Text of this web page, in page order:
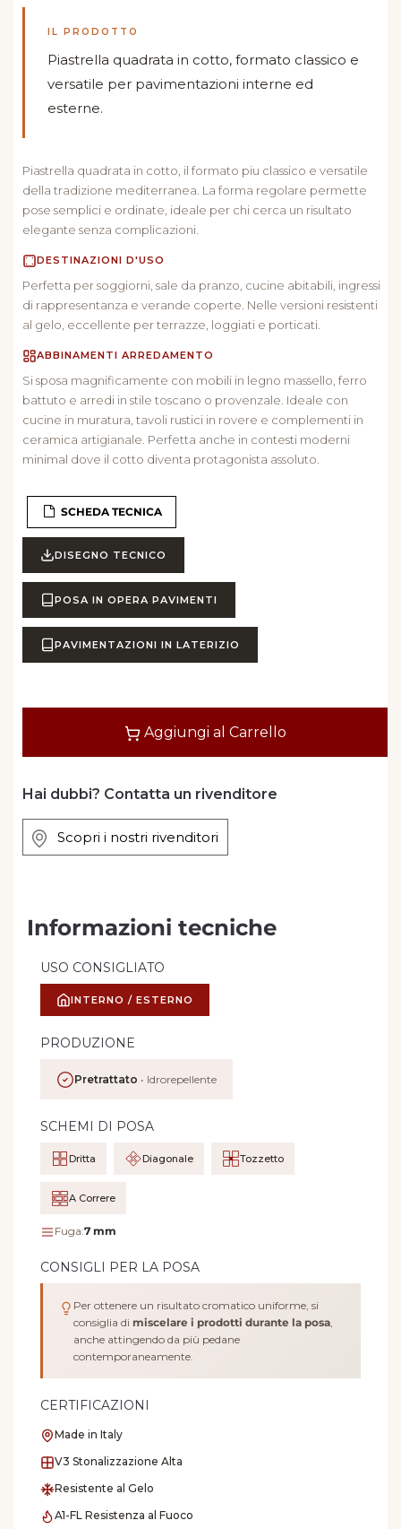
IL PRODOTTO
Piastrella quadrata in cotto, formato classico e
versatile per pavimentazioni interne ed
esterne.
Piastrella quadrata in cotto, il formato piu classico e versatile
della tradizione mediterranea. La forma regolare permette
pose semplici e ordinate, ideale per chi cerca un risultato
elegante senza complicazioni.
DESTINAZIONI D'USO
Perfetta per soggiorni, sale da pranzo, cucine abitabili, ingressi
di rappresentanza e verande coperte. Nelle versioni resistenti
al gelo, eccellente per terrazze, loggiati e porticati.
ABBINAMENTI ARREDAMENTO
Si sposa magnificamente con mobili in legno massello, ferro
battuto e arredi in stile toscano o provenzale. Ideale con
cucine in muratura, tavoli rustici in rovere e complementi in
ceramica artigianale. Perfetta anche in contesti moderni
minimal dove il cotto diventa protagonista assoluto.
SCHEDA TECNICA
DISEGNO TECNICO
POSA IN OPERA PAVIMENTI
PAVIMENTAZIONI IN LATERIZIO
Aggiungi al Carrello
Hai dubbi? Contatta un rivenditore
Scopri i nostri rivenditori
Informazioni tecniche
USO CONSIGLIATO
INTERNO / ESTERNO
PRODUZIONE
Pretrattato • Idrorepellente
SCHEMI DI POSA
Dritta Diagonale Tozzetto
A Correre
Fuga:7 mm
CONSIGLI PER LA POSA
Per ottenere un risultato cromatico uniforme, si
consiglia di miscelare i prodotti durante la posa,
anche attingendo da più pedane
contemporaneamente.
CERTIFICAZIONI
Made in Italy
V3 Stonalizzazione Alta
Resistente al Gelo
A1-FL Resistenza al Fuoco